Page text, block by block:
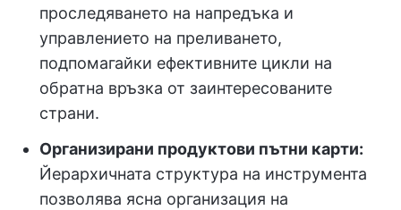
проследяването на напредъка и
управлението на преливането,
подпомагайки ефективните цикли на
обратна връзка от заинтересованите
страни.
Организирани продуктови пътни карти:
Йерархичната структура на инструмента
позволява ясна организация на